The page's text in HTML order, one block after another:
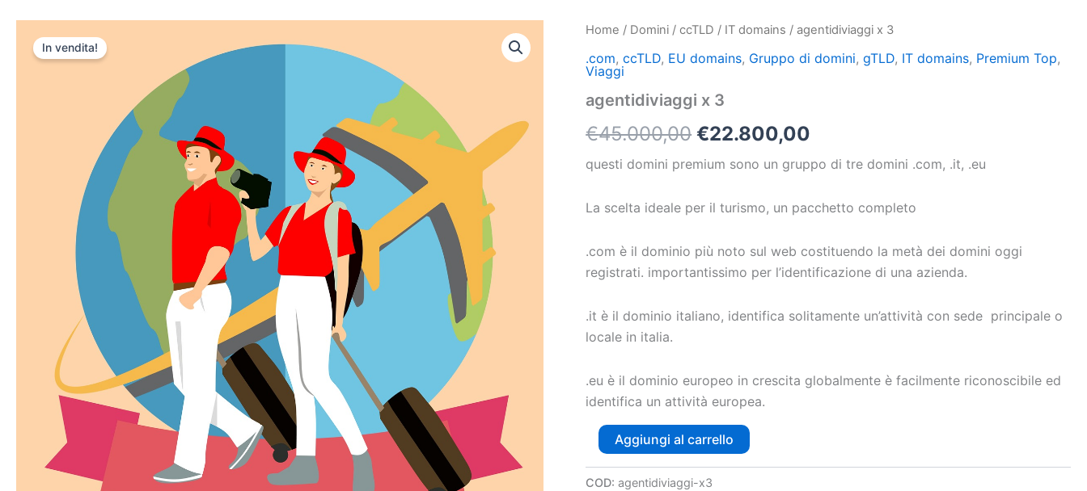
In vendita!
Home / Domini /ccTLD / IT domains / agentidiviaggi x 3
.com,ccTLD, EU domains, Gruppo di domini,gTLD, IT domains, Premium Top,
Viaggi
agentidiviaggi x 3
€45.000,00
Il
prezzo
originale
era:
€45.000,00.
€22.800,00
Il
prezzo
€22.800,00.
questi domini premium sono un gruppo di tre domini .com, .it, .eu
La scelta ideale per il turismo, un pacchetto completo
.com è il dominio più noto sul web costituendo la metà dei domini oggi
registrati. importantissimo per l’identificazione di una azienda.
.it è il dominio italiano, identifica solitamente un’attività con sede principale o
locale in italia.
.eu è il dominio europeo in crescita globalmente è facilmente riconoscibile ed
identifica un attività europea.
agentidiviaggi
3
quantità
Aggiungi al carrello
COD: agentidiviaggi-x3